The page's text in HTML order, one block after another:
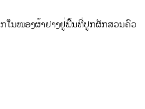
ກໃນໜອງຜ້າຢາງຢູ່ພື້ນທີ່ປູກຜັກສວນຄົວ